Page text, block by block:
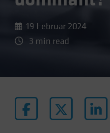
Italy - Italia
Japan - 日本
New Zealand
Norway
19 Februar 2024
3 min read